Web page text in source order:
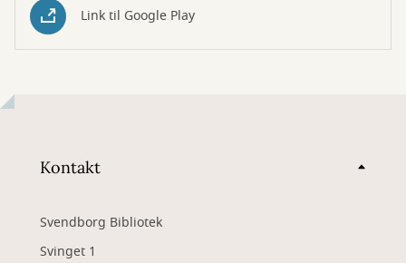
Link til Google Play
Kontakt
Svendborg Bibliotek
Svinget 1